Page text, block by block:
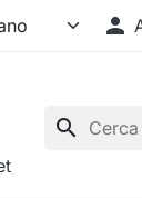

search